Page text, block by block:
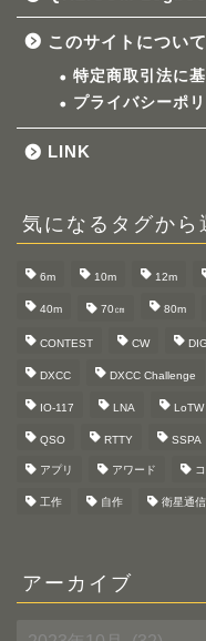
このサイトについて
特定商取引法に
プライバシーポ
LINK
気になるタグから
6m 10m 12m
40m 70㎝ 80m
CONTEST CW
DXCC DXCC Challenge
IO-117 LNA LoTW
QSO RTTY SSPA
アプリ アワード
工作 自作 衛星通信
アーカイブ
ア